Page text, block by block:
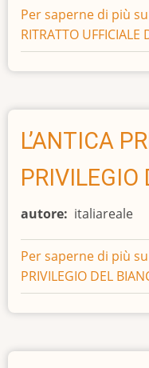
Per saperne di più su
RITRATTO UFFICIALE
L’ANTICA
PRIVILEGIO
autore italiareale
Per saperne di più su
PRIVILEGIO DEL